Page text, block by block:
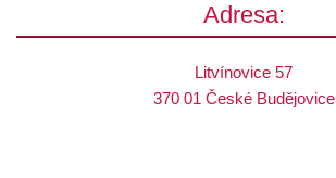
Adresa:
Litvínovice 57
370 01 České Budějovice